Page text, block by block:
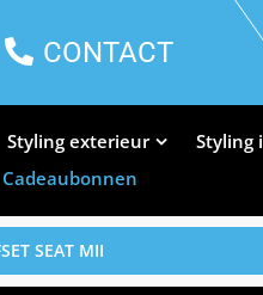
CONTACT
Styling exterieur Styling
Cadeaubonnen
SEAT MII